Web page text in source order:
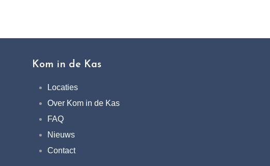
Kom in de Kas
Locaties
Over Kom in de Kas
FAQ
Nieuws
Contact